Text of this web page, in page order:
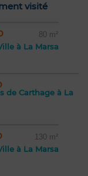
visité
80 m²
à La Marsa
de Carthage à La
130 m²
à La Marsa